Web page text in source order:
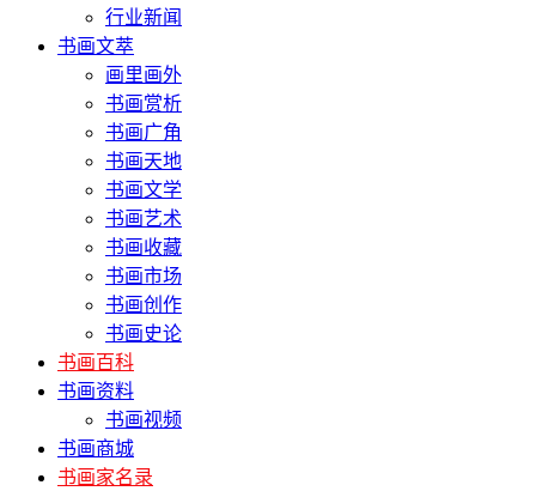
行业新闻
书画文萃
画里画外
书画赏析
书画广角
书画天地
书画文学
书画艺术
书画收藏
书画市场
书画创作
书画史论
书画百科
书画资料
书画视频
书画商城
书画家名录